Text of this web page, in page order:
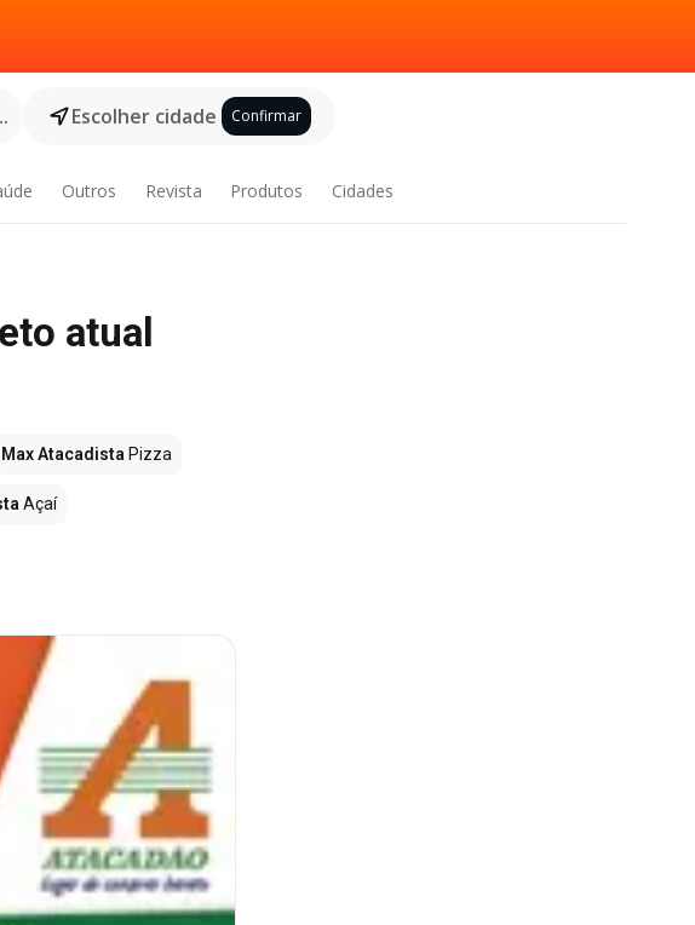
Escolher cidade Confirmar
Outros Revista Produtos Cidades
atual
Max Atacadista Pizza
Açaí